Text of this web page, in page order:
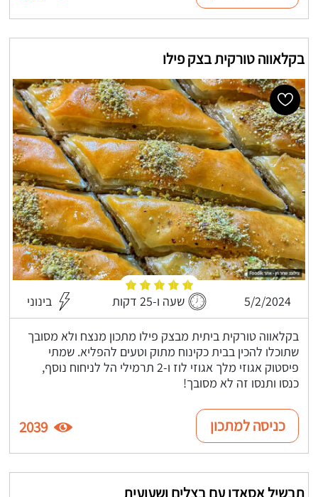
בקלאווה טורקית בצק פילו
5/2/2024 שעה ו-25 דקות בינוני
בקלאווה טורקית ביתית מבצק פילו מתכון מנצח ולא מסובך
שתוכלו להכין בבית כקינוח מתוק וטעים להפליא. שמתי
פיסטוק אגוזי מלך אגוזי לוז ו-2 תרמילי הל לניחוח נוסף,
כנסו ותנסו זה לא מסובך!
כניסה למתכון 2039
תבשיל אסאדו עם בצלים ושעועית